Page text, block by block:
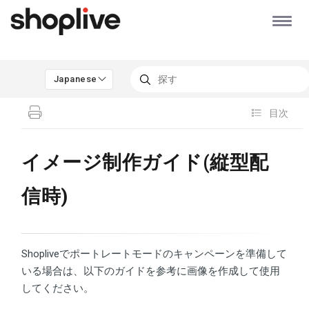
Japanese
目次
イメージ制作ガイド(縦型配
信時)
Shopliveでポートレートモードのキャンペーンを準備して
いる場合は、以下のガイドを参考に画像を作成して使用
してください。